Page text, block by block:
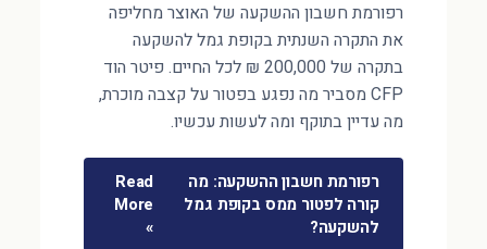
רפורמת חשבון ההשקעה של האוצר מחליפה
את התקרה השנתית בקופת גמל להשקעה
בתקרה של 200,000 ₪ לכל החיים. פיטר הוד
CFP מסביר מה נפגע בפטור על קצבה מוכרת,
מה עדיין בתוקף ומה לעשות עכשיו.
רפורמת חשבון ההשקעה: מה
קורה לפטור ממס בקופת גמל
להשקעה?
Read
More
»